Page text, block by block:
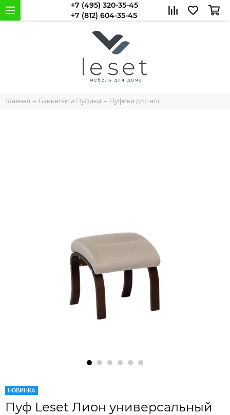
+7 (495) 320-35-45
+7 (812) 604-35-45
Главная Банкетки и Пуфики Пуфики для ног
НОВИНКА
Пуф Leset Лион универсальный